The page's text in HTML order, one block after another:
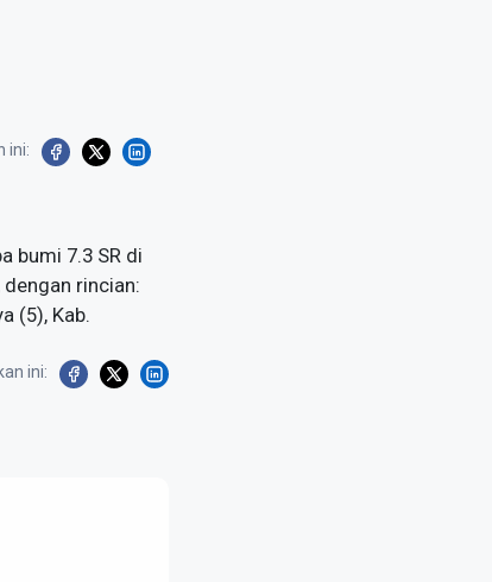
ini:
bumi 7.3 SR di
rincian:
(5), Kab.
ini: